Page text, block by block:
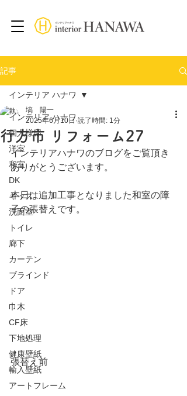
記事
インテリア ハナワ
個人様邸
洋室
和室
DK
キッズ
洗面室
トイレ
廊下
カーテン
ブラインド
ドア
巾木
CF床
下地処理
健康壁紙
輸入壁紙
アートフレーム
インテリア ハナワ
行方市 リフォーム27
塙 陽一
2025年6月10日 読了時間: 1分
インテリアハナワのブログをご覧頂き
ありがとうございます。
本日は追加工事となりました和室の障
子の張替えです。
張替え前